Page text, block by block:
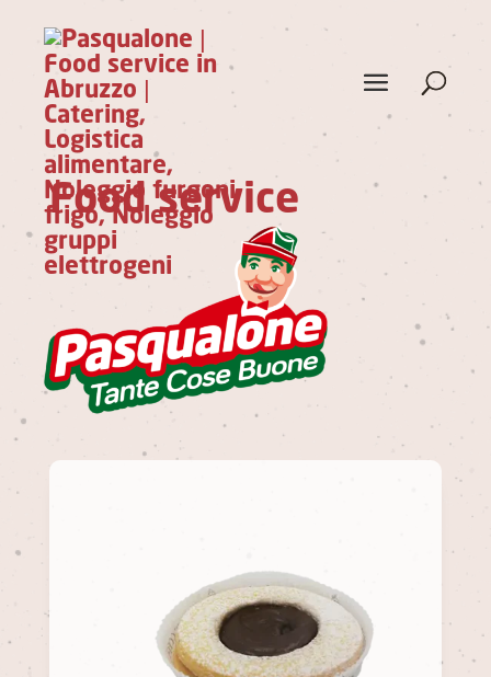
Food service